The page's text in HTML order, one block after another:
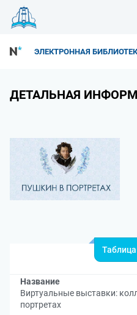
ЭЛЕКТРОННАЯ
ДЕТАЛЬНАЯ
Таблица
Название
Виртуальные выставки:
портретах